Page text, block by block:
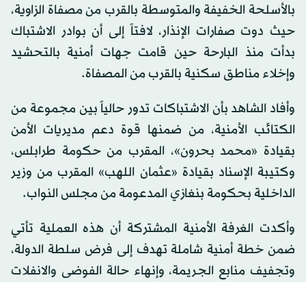
بالأسلحة الخفيفة والمتوسطة بالقرب من مصفاة الزاوية،
حيث دوت صفارات الإنذار، لافتاً إلى أن بوادر الاشتباك
بدأت منذ البارحة حين قامت جهات أمنية بالتحشيد
وإخلاء مناطق سكنية بالقرب من المصفاة.
وأفاد الشاهد بأن الاشتباكات تدور حالياً بين مجموعة من
الكتائب الأمنية، من ضمنها قوة دعم مديريات الأمن
بقيادة «محمد بحرون»، المقرب من حكومة طرابلس،
وكتيبة الإسناد بقيادة «عثمان اللهب» المقرب من وزير
الداخلية بحكومة بنغازي المدعومة من مجلس النواب.
وأكدت الغرفة الأمنية المشتركة أن هذه العملية تأتي
ضمن خطة أمنية شاملة تهدف إلى فرض سلطة الدولة،
وتجفيف منابع الجريمة، وإنهاء حالة الفوضى والانفلات